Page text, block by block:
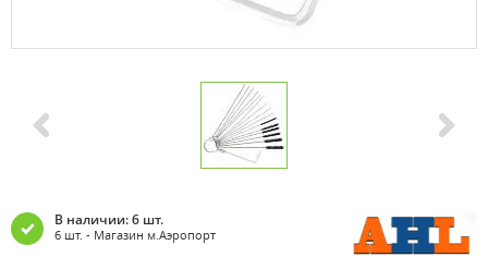
В наличии: 6 шт.
6 шт. - Магазин м.Аэропорт